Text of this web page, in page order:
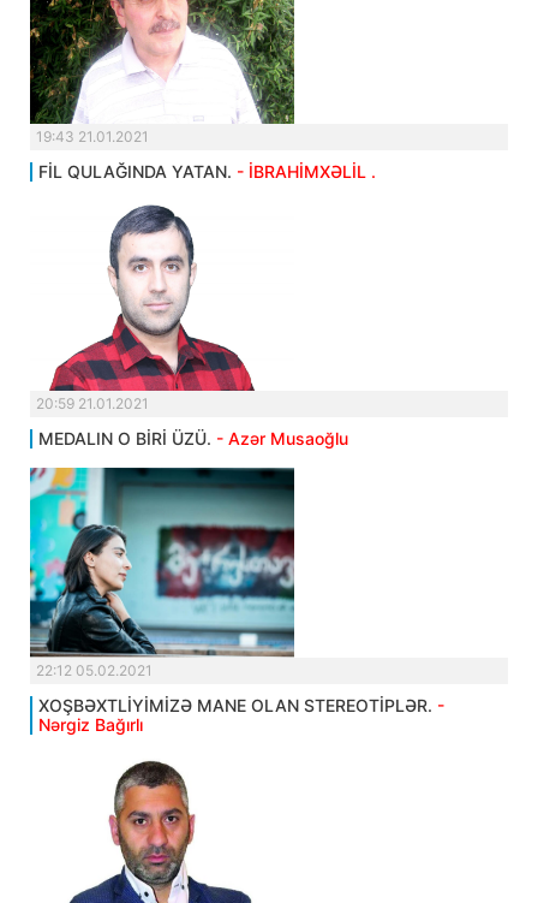
19:43 21.01.2021
FİL QULAĞINDA YATAN. - İBRAHİMXƏLİL .
20:59 21.01.2021
MEDALIN O BİRİ ÜZÜ. - Azər Musaoğlu
22:12 05.02.2021
XOŞBƏXTLİYİMİZƏ MANE OLAN STEREOTİPLƏR. -
Nərgiz Bağırlı